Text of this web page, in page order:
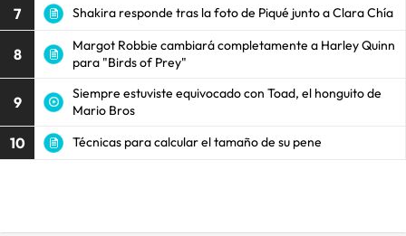
7 Shakira responde tras la foto de Piqué junto a Clara Chía
8
Margot Robbie cambiará completamente a Harley Quinn
para "Birds of Prey"
9
Siempre estuviste equivocado con Toad, el honguito de
Mario Bros
10 Técnicas para calcular el tamaño de su pene